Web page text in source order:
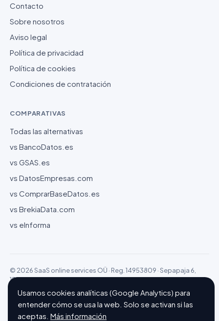
Contacto
Sobre nosotros
Aviso legal
Política de privacidad
Política de cookies
Condiciones de contratación
COMPARATIVAS
Todas las alternativas
vs BancoDatos.es
vs GSAS.es
vs DatosEmpresas.com
vs ComprarBaseDatos.es
vs BrekiaData.com
vs eInforma
© 2026 SaaS online services OÜ · Reg. 14953809 · Sepapaja 6,
15551 Tallinn (Estonia)
Configurar cookies
Hecho con ❤ en Barcelona
Usamos cookies analíticas (Google Analytics) para
entender cómo se usa la web. Solo se activan si las
aceptas. Más información